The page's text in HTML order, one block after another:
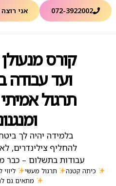
072-3922002 אני
קורס
ועד
תרגול
בלמידה יהיה לך
להחליף צילינדרים,
עבודות בתשלום – כבר
כיתה קטנה תרגול מעשי
מתאים גם